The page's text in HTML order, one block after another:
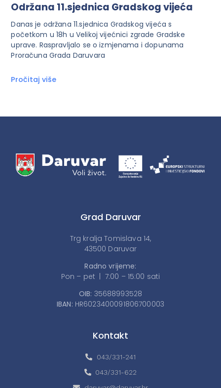
Održana 11.sjednica Gradskog vijeća
Danas je održana 11.sjednica Gradskog vijeća s
početkom u 18h u Velikoj vijećnici zgrade Gradske
uprave. Raspravljalo se o izmjenama i dopunama
Proračuna Grada Daruvara
Pročitaj više
Grad Daruvar
Trg kralja Tomislava 14,
43500 Daruvar
Radno vrijeme:
Pon – pet | 7:00 – 15:00 sati
OIB: 35688993528
IBAN: HR6023400091806700003
Kontakt
043/331-241
043/331-622